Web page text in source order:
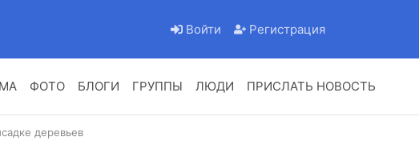
Войти Регистрация
ФОТО БЛОГИ ГРУППЫ ЛЮДИ ПРИСЛАТЬ НОВОСТЬ
деревьев